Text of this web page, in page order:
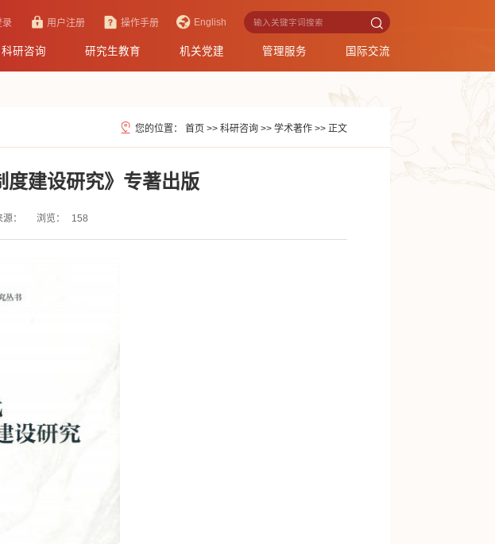
录 用户注册 操作手册 English
科研咨询 研究生教育 机关党建 管理服务 国际交流
您的位置： 首页 >> 科研咨询 >> 学术著作 >> 正文
度建设研究》专著出版
： 浏览： 158